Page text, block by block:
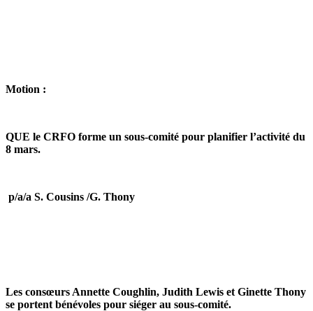
Motion :
QUE le CRFO forme un sous-comité pour planifier l’activité du
8 mars.
p/a/a S. Cousins /G. Thony
Les consœurs Annette Coughlin, Judith Lewis et Ginette Thony
se portent bénévoles pour siéger au sous-comité.